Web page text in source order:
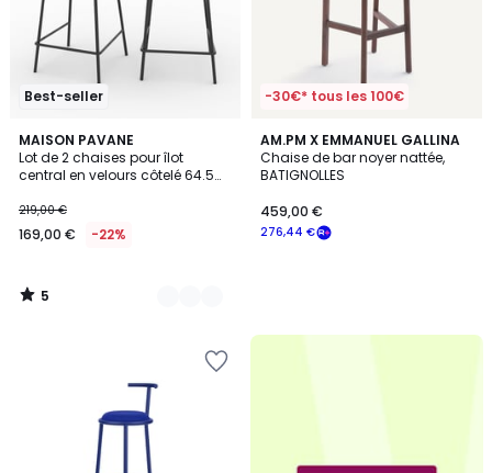
Best-seller
MAISON PAVANE
Lot de 2 chaises pour îlot
central en velours côtelé 64.5
219,00 €
169,00 € -22%
5
/
5
2
Couleurs
5
/
-30€* tous les 100€
AM.PM X EMMANUEL GALLINA
Chaise de bar noyer nattée,
BATIGNOLLES
276,44 €
459,00 €